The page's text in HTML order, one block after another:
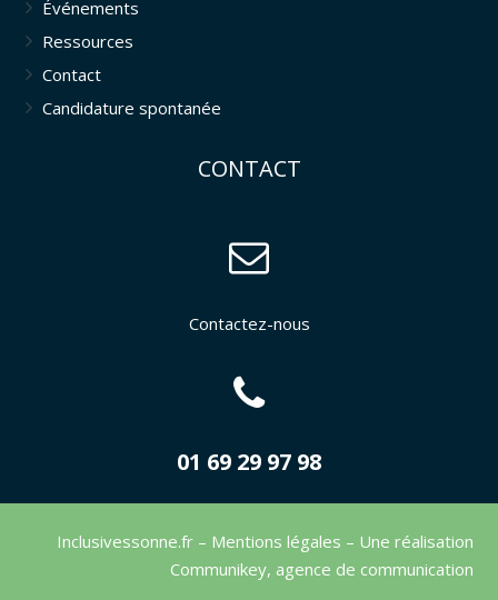
Événements
Ressources
Contact
Candidature spontanée
CONTACT
Contactez-nous
01 69 29 97 98
Inclusivessonne.fr – Mentions légales – Une réalisation
Communikey, agence de communication